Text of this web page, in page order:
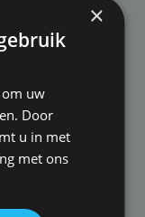
afsluiten
biedt
aanvraagstraat
verzekeringen
of
×
om uw
Door
u in met
met ons